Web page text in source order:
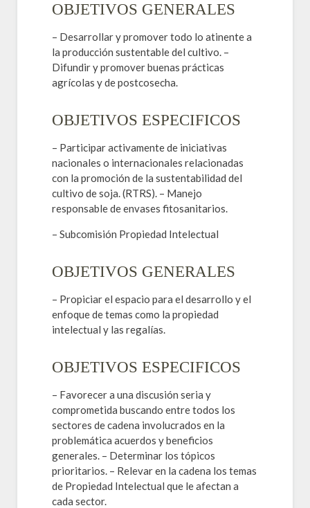
OBJETIVOS GENERALES
– Desarrollar y promover todo lo atinente a
la producción sustentable del cultivo. –
Difundir y promover buenas prácticas
agrícolas y de postcosecha.
OBJETIVOS ESPECIFICOS
– Participar activamente de iniciativas
nacionales o internacionales relacionadas
con la promoción de la sustentabilidad del
cultivo de soja. (RTRS). – Manejo
responsable de envases fitosanitarios.
– Subcomisión Propiedad Intelectual
OBJETIVOS GENERALES
– Propiciar el espacio para el desarrollo y el
enfoque de temas como la propiedad
intelectual y las regalías.
OBJETIVOS ESPECIFICOS
– Favorecer a una discusión seria y
comprometida buscando entre todos los
sectores de cadena involucrados en la
problemática acuerdos y beneficios
generales. – Determinar los tópicos
prioritarios. – Relevar en la cadena los temas
de Propiedad Intelectual que le afectan a
cada sector.